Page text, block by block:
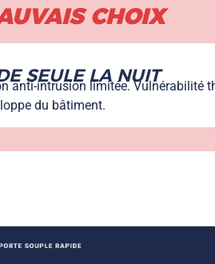
CHOIX
SEULE LA NUIT
anti-intrusion limitée. Vulnérabilité
du bâtiment.